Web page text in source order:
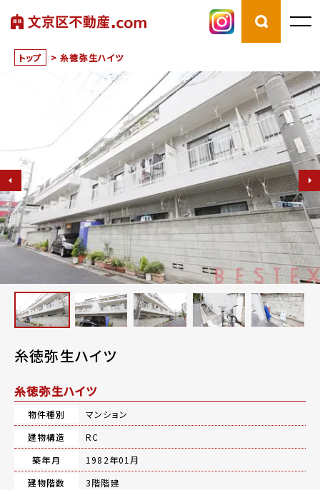
トップ > 糸徳弥生ハイツ
糸徳弥生ハイツ
糸徳弥生ハイツ
物件種別
マンション
建物構造
RC
築年月
1982年01月
建物階数
3階階建